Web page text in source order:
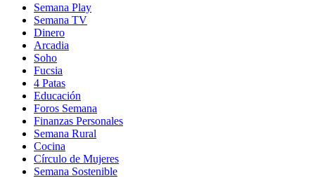
Semana Play
Semana TV
Dinero
Arcadia
Soho
in
new
window
Fucsia
in
new
window
4 Patas
Educación
Foros Semana
Finanzas Personales
Semana Rural
Cocina
Círculo de Mujeres
Semana Sostenible